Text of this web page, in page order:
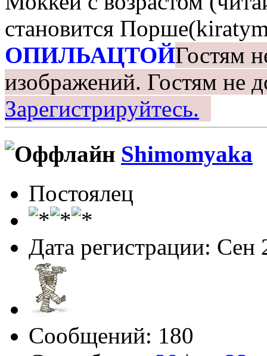
становится
ОПИЛЬАЦТОЙГостям
изображений. Гостям не
Зарегистрируйтесь.
Shimomyaka
Постоялец
Дата регистрации: Сен
Сообщений: 180